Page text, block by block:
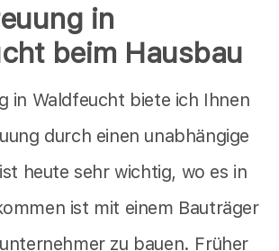
in
beim Hausbau
in Waldfeucht biete ich Ihnen
durch einen unabhängige
heute sehr wichtig, wo es in
ist mit einem Bauträger
zu bauen. Früher